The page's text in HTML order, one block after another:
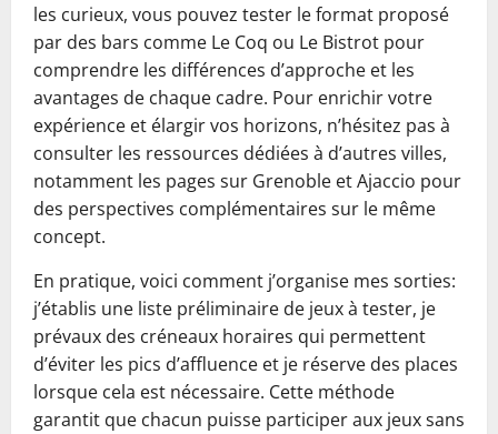
les curieux, vous pouvez tester le format proposé
par des bars comme Le Coq ou Le Bistrot pour
comprendre les différences d’approche et les
avantages de chaque cadre. Pour enrichir votre
expérience et élargir vos horizons, n’hésitez pas à
consulter les ressources dédiées à d’autres villes,
notamment les pages sur Grenoble et Ajaccio pour
des perspectives complémentaires sur le même
concept.
En pratique, voici comment j’organise mes sorties:
j’établis une liste préliminaire de jeux à tester, je
prévaux des créneaux horaires qui permettent
d’éviter les pics d’affluence et je réserve des places
lorsque cela est nécessaire. Cette méthode
garantit que chacun puisse participer aux jeux sans